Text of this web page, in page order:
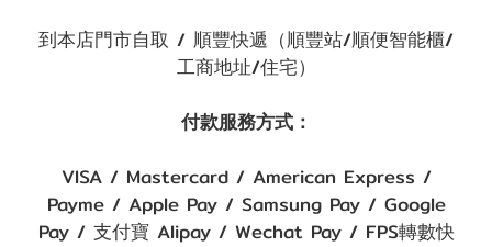
到本店門市自取 / 順豐快遞（順豐站/順便智能櫃/
工商地址/住宅）
付款服務方式：
VISA / Mastercard / American Express /
Payme / Apple Pay / Samsung Pay / Google
Pay / 支付寶 Alipay / Wechat Pay / FPS轉數快